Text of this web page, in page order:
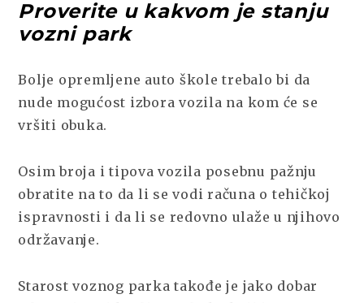
Proverite u kakvom je stanju
vozni park
Bolje opremljene auto škole trebalo bi da
nude mogućost izbora vozila na kom će se
vršiti obuka.
Osim broja i tipova vozila posebnu pažnju
obratite na to da li se vodi računa o tehičkoj
ispravnosti i da li se redovno ulaže u njihovo
održavanje.
Starost voznog parka takođe je jako dobar